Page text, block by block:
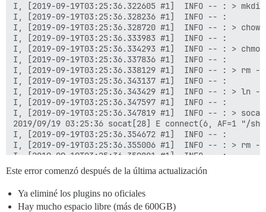
I, [2019-09-19T03:25:36.322605 #1]  INFO -- : >
I, [2019-09-19T03:25:36.328236 #1]  INFO -- :
I, [2019-09-19T03:25:36.328720 #1]  INFO -- : >
I, [2019-09-19T03:25:36.333983 #1]  INFO -- :
I, [2019-09-19T03:25:36.334293 #1]  INFO -- : >
I, [2019-09-19T03:25:36.337836 #1]  INFO -- :
I, [2019-09-19T03:25:36.338129 #1]  INFO -- : > rm
I, [2019-09-19T03:25:36.343137 #1]  INFO -- :
I, [2019-09-19T03:25:36.343429 #1]  INFO -- : > ln -
I, [2019-09-19T03:25:36.347597 #1]  INFO -- :
I, [2019-09-19T03:25:36.347819 #1]  INFO -- : >
2019/09/19 03:25:36 socat[28] E connect(6, AF=1 "/
I, [2019-09-19T03:25:36.354672 #1]  INFO -- :
I, [2019-09-19T03:25:36.355006 #1]  INFO -- : > rm
I, [2019-09-19T03:25:36.359801 #1]  INFO -- :
I, [2019-09-19T03:25:36.360028 #1]  INFO -- : > rm
I, [2019-09-19T03:25:36.365218 #1]  INFO -- :
I, [2019-09-19T03:25:36.365462 #1]  INFO -- : >
I, [2019-09-19T03:25:36.370636 #1]  INFO -- :
I, [2019-09-19T03:25:36.370987 #1]  INFO -- : >
Este error comenzó después de la última actualización
Ya eliminé los plugins no oficiales
Hay mucho espacio libre (más de 600GB)